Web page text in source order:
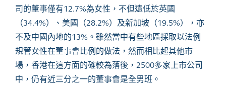
司的董事僅有12.7%為女性，不但遠低於英國
（34.4%）、美國（28.2%）及新加坡（19.5%），亦
不及中國內地的13% 。雖然當中有些地區採取以法例
規管女性在董事會比例的做法，然而相比起其他市
場，香港在這方面的確較為落後， 2500多家上市公司
中，仍有近三分之一的董事會是全男班。